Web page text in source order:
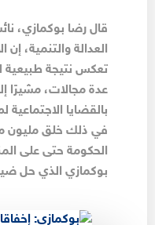
قال رضا بوكمازي،
العدالة والتنمية، إن
تعكس نتيجة طبيعية
عدة مجالات، مشيرًا
بالقضايا
في ذلك خلق مليون
الحكومة حتى على
بوكمازي الذي حل